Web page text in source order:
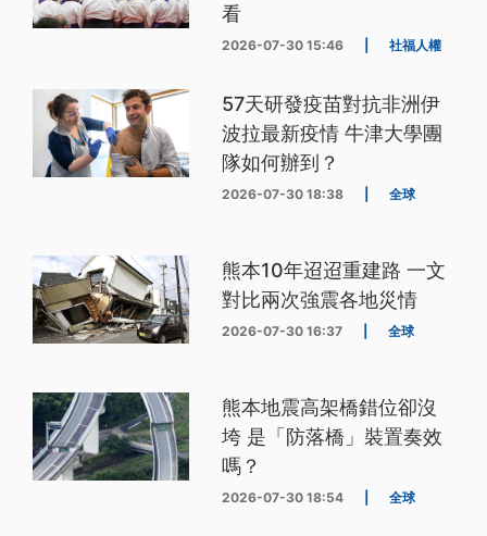
看
2026-07-30 15:46 社福人權
57天研發疫苗對抗非洲伊
波拉最新疫情 牛津大學團
隊如何辦到？
2026-07-30 18:38 全球
熊本10年迢迢重建路 一文
對比兩次強震各地災情
2026-07-30 16:37 全球
熊本地震高架橋錯位卻沒
垮 是「防落橋」裝置奏效
嗎？
2026-07-30 18:54 全球